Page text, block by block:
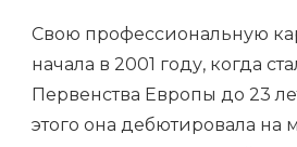
Свою профессиональную
начала в 2001 году, когда
Первенства Европы до 23
этого она дебютировала